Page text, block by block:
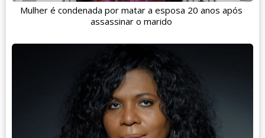
Mulher é condenada por matar a esposa 20 anos após
assassinar o marido